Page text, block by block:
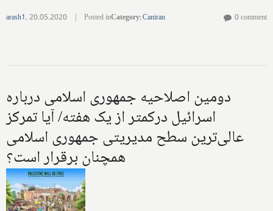
arash1,20.05.2020 | Posted inCategory:Caniran 0 comment
دومین اصلاحیه جمهوری اسلامی درباره
اسرائیل درکمتر از یک هفته/ آیا تمرکز
عالی‌ترین سطح مدیریتی جمهوری اسلامی
همچنان برقرار است؟